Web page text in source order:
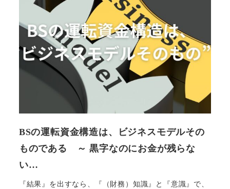
BSの運転資金構造は、ビジネスモデルその
ものである ～ 黒字なのにお金が残らな
い…
『結果』を出すなら、『（財務）知識』と『意識』で、